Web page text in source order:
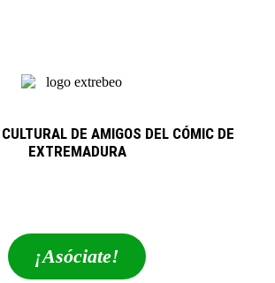
DE AMIGOS DEL CÓMIC DE
EXTREMADURA
¡Asóciate!